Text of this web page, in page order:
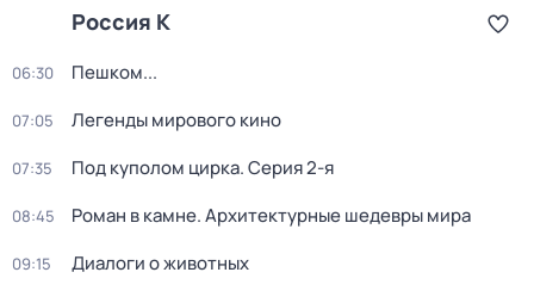
Россия К
06:30 Пешком...
07:05 Легенды мирового кино
07:35 Под куполом цирка. Серия 2-я
08:45 Роман в камне. Архитектурные шедевры мира
09:15 Диалоги о животных